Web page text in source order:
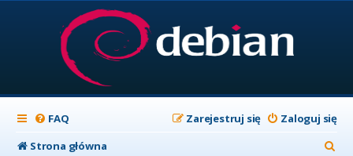
FAQ Zaloguj się
Zarejestruj się
Strona główna